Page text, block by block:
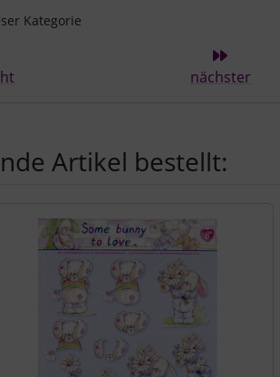
innerhalb dieser Kategorie
Kategorie
nächster
Artikel bestellt: